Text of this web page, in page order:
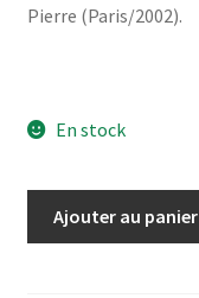
Pierre (Paris/2002).
En stock
Ajouter au panier